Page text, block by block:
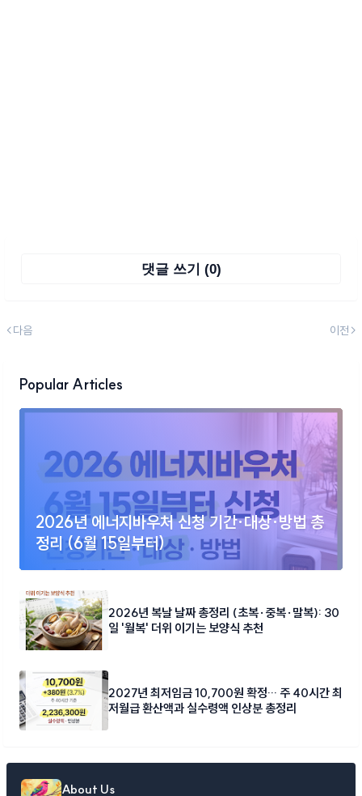
댓글 쓰기 (0)
다음 이전
Popular Articles
2026년 에너지바우처 신청 기간·대상·방법 총
정리 (6월 15일부터)
2026년 복날 날짜 총정리 (초복·중복·말복): 30
일 '월복' 더위 이기는 보양식 추천
2027년 최저임금 10,700원 확정… 주 40시간 최
저월급 환산액과 실수령액 인상분 총정리
About Us